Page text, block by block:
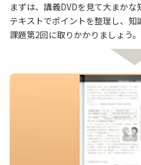
まずは、講義DVDを見て大まかな
テキストでポイントを整理し、
課題第2回に取りかかりましょう。